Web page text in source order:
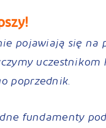
pojawiają się na
poprzednik.
fundamenty